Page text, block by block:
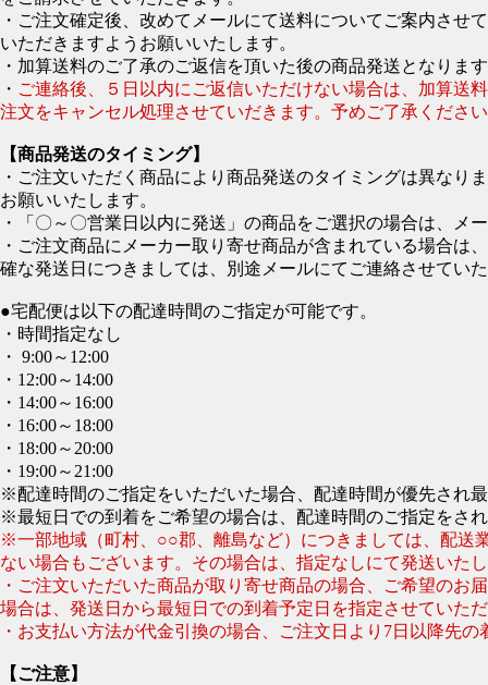
・ご注文確定後、改めてメールにて送料についてご案内させ
いただきますようお願いいたします。
・加算送料のご了承のご返信を頂いた後の商品発送となりま
・ ご連絡後、５日以内にご返信いただけない場合は、加算送
注文をキャンセル処理させていだきます。予めご了承くださ
【商品発送のタイミング】
・ご注文いただく商品により商品発送のタイミングは異なり
お願いいたします。
・「〇～〇営業日以内に発送」の商品をご選択の場合は、メ
・ご注文商品にメーカー取り寄せ商品が含まれている場合は
確な発送日につきましては、別途メールにてご連絡させてい
●宅配便は以下の配達時間のご指定が可能です。
・時間指定なし
・ 9:00～12:00
・12:00～14:00
・14:00～16:00
・16:00～18:00
・18:00～20:00
・19:00～21:00
※配達時間のご指定をいただいた場合、配達時間が優先され
※最短日での到着をご希望の場合は、配達時間のご指定をさ
※一部地域（町村、○○郡、離島など）につきましては、配送
ない場合もございます。その場合は、指定なしにて発送いた
・ご注文いただいた商品が取り寄せ商品の場合、ご希望のお
場合は、発送日から最短日での到着予定日を指定させていた
・お支払い方法が代金引換の場合、ご注文日より7日以降先
【ご注意】